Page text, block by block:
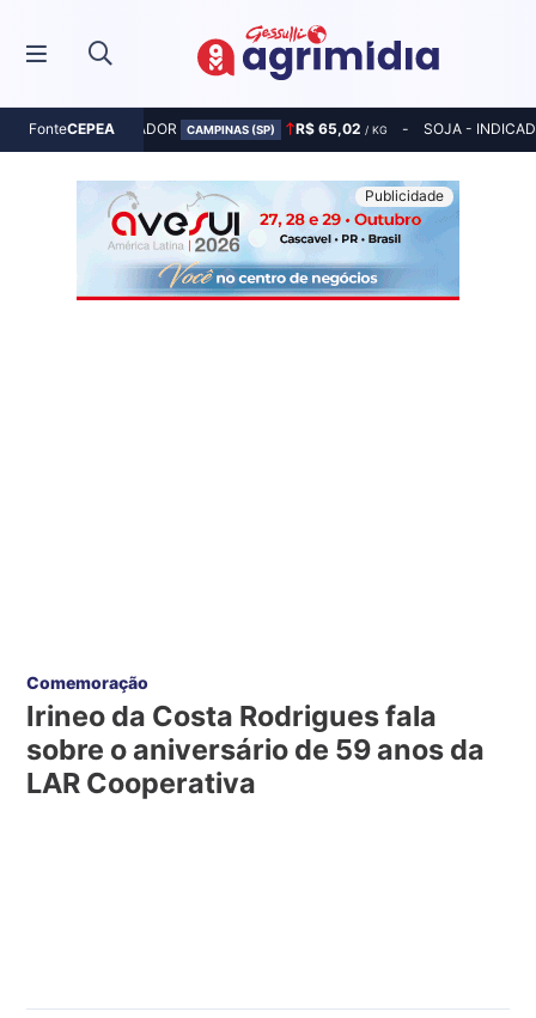
FonteCEPEA
MILHO - INDICADOR CAMPINAS (SP) R$ 65,02 / KG SOJA -
Comemoração
Irineo da Costa Rodrigues fala
sobre o aniversário de 59 anos da
LAR Cooperativa